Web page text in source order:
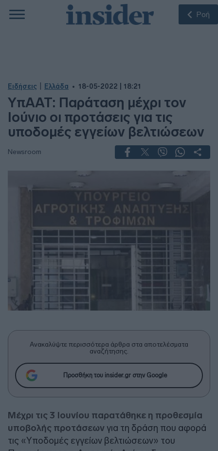
Ροή
Ειδήσεις Ελλάδα 18-05-2022 | 18:21
ΥπΑΑΤ: Παράταση μέχρι τον
Ιούνιο οι προτάσεις για τις
υποδομές εγγείων βελτιώσεων
Newsroom
Ανακαλύψτε περισσότερα άρθρα στα αποτελέσματα
αναζήτησης.
Προσθήκη του insider.gr στην Google
Μέχρι τις 3 Ιουνίου παρατάθηκε η προθεσμία
υποβολής προτάσεων για τη δράση που αφορά
τις «Υποδομές εγγείων βελτιώσεων» του